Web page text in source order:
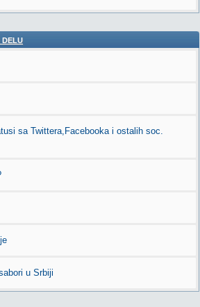
DELU
sa Twittera,Facebooka i ostalih soc.
u Srbiji